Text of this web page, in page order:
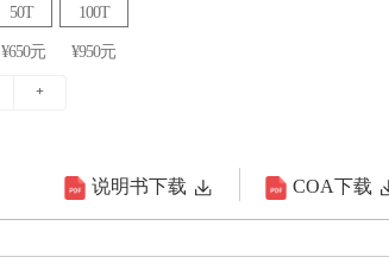
50T 100T
¥650元 ¥950元
说明书下载 COA下载